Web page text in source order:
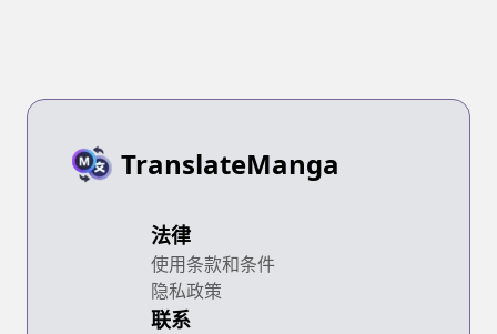
TranslateManga
法律
使用条款和条件
隐私政策
联系